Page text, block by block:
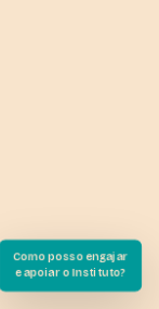
Como posso engajar
e apoiar o Instituto?